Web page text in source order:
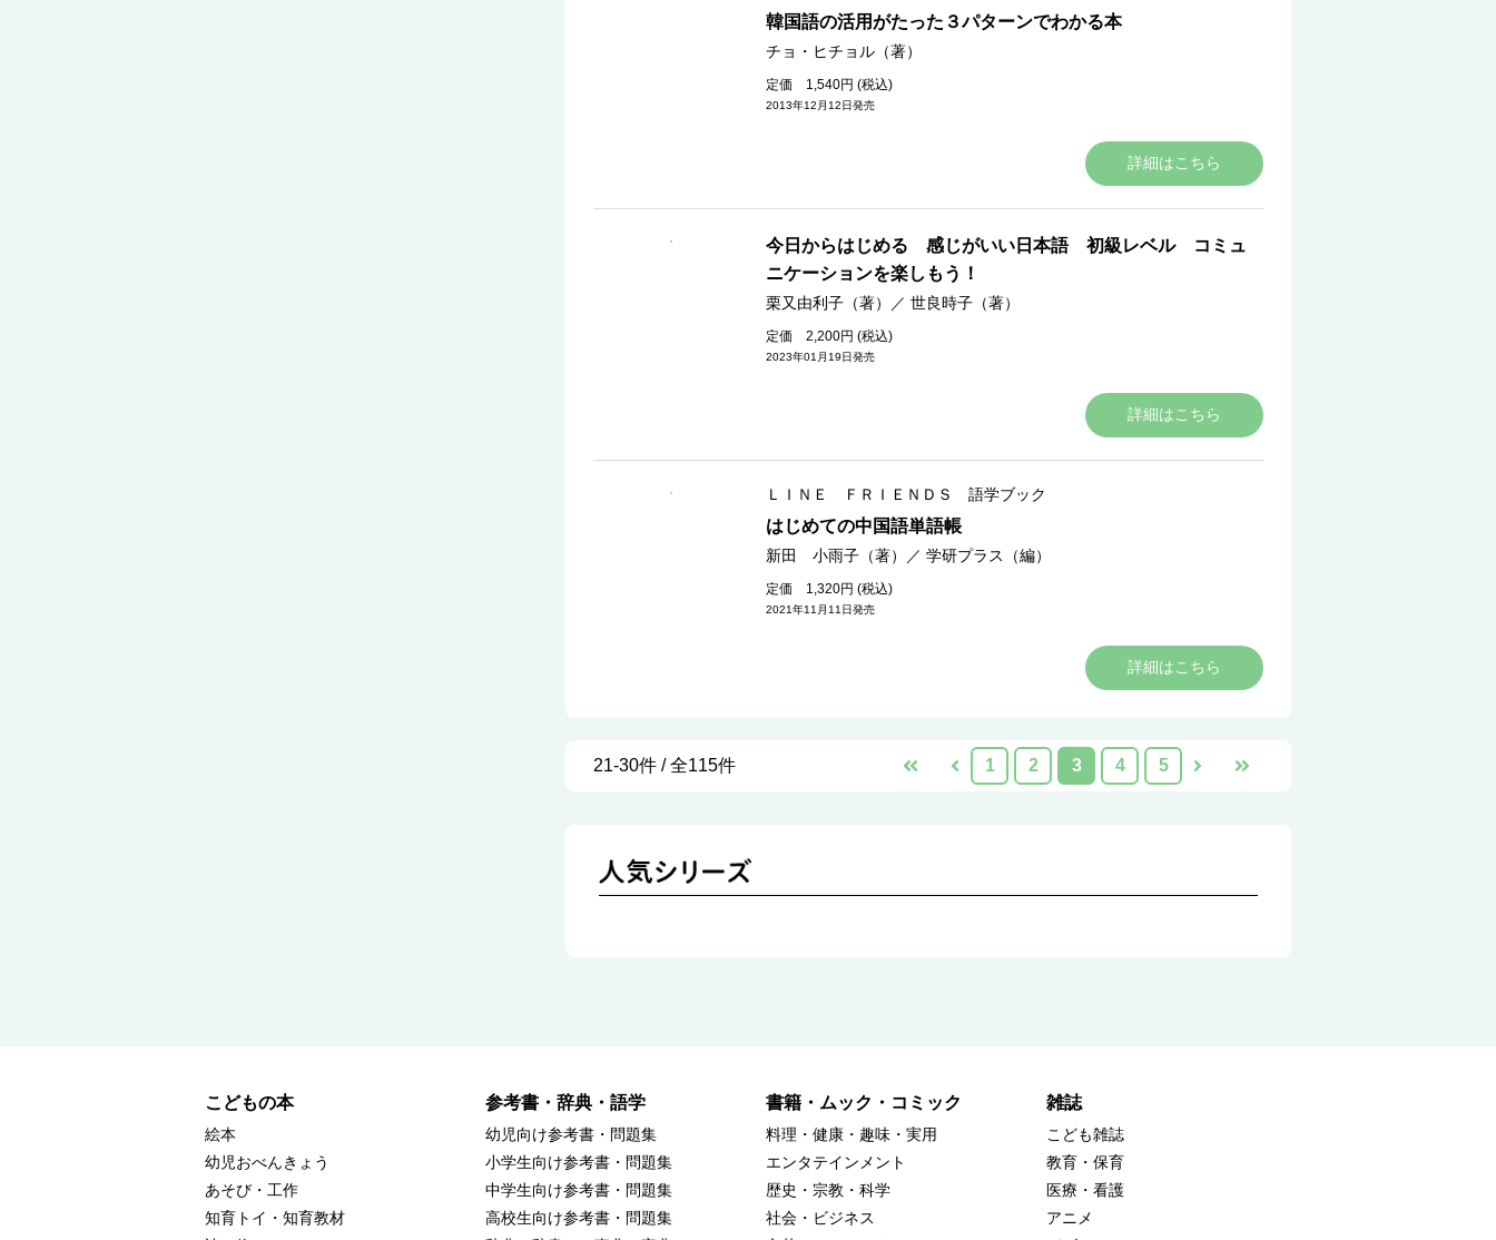
韓国語の活用がたった３パターンでわかる本
チョ・ヒチョル（著）
定価 1,540円 (税込)
2013年12月12日発売
詳細はこちら
今日からはじめる 感じがいい日本語 初級レベル コミュ
ニケーションを楽しもう！
栗又由利子（著） ／ 世良時子（著）
定価 2,200円 (税込)
2023年01月19日発売
詳細はこちら
ＬＩＮＥ ＦＲＩＥＮＤＳ 語学ブック
はじめての中国語単語帳
新田 小雨子（著） ／ 学研プラス（編）
定価 1,320円 (税込)
2021年11月11日発売
詳細はこちら
21-30件 / 全115件 1 2 3 4 5
こどもの本
絵本
幼児おべんきょう
あそび・工作
知育トイ・知育教材
参考書・辞典・語学
幼児向け参考書・問題集
小学生向け参考書・問題集
中学生向け参考書・問題集
高校生向け参考書・問題集
書籍・ムック・コミック
料理・健康・趣味・実用
エンタテインメント
歴史・宗教・科学
社会・ビジネス
雑誌
こども雑誌
教育・保育
医療・看護
アニメ